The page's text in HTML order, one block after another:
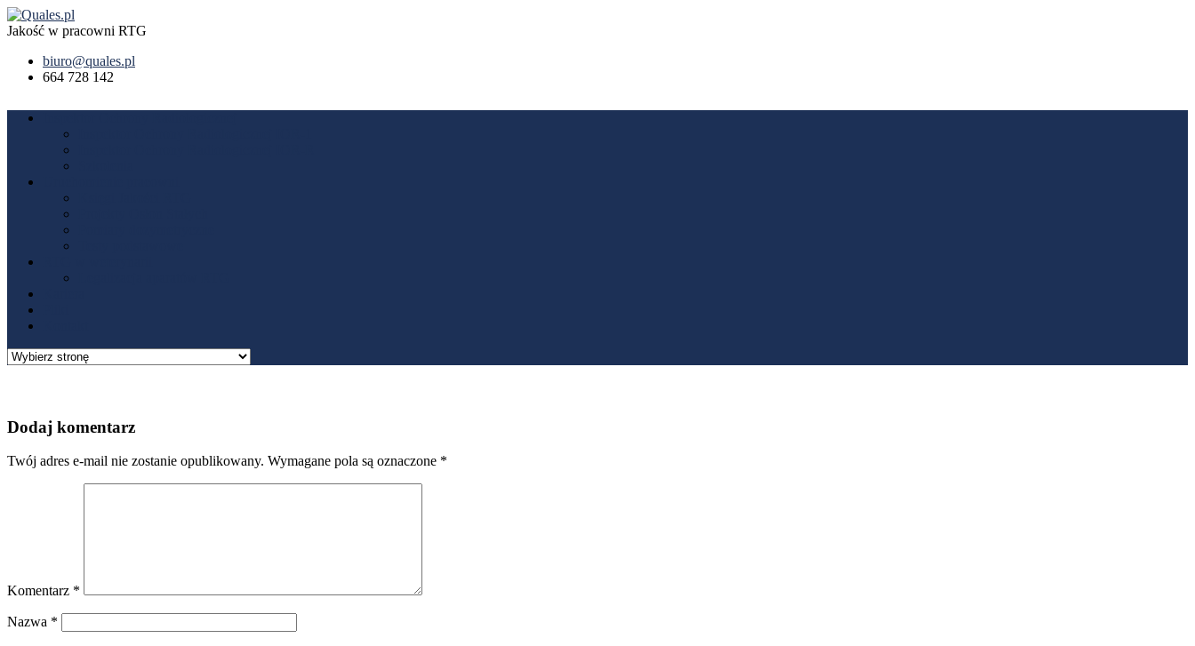
Jakość w pracowni RTG
biuro@quales.pl
664 728 142
Dodaj komentarz
Twój adres e-mail nie zostanie opublikowany. Wymagane pola są oznaczone *
Komentarz *
Nazwa *